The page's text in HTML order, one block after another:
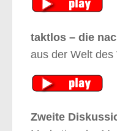
taktlos – die
aus der Welt
Zweite